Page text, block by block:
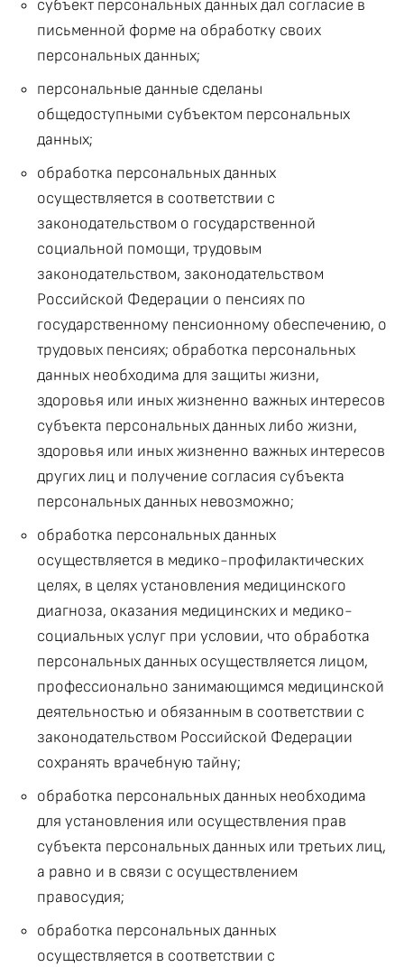
субъект персональных данных дал согласие в
письменной форме на обработку своих
персональных данных;
персональные данные сделаны
общедоступными субъектом персональных
данных;
обработка персональных данных
осуществляется в соответствии с
законодательством о государственной
социальной помощи, трудовым
законодательством, законодательством
Российской Федерации о пенсиях по
государственному пенсионному обеспечению, о
трудовых пенсиях; обработка персональных
данных необходима для защиты жизни,
здоровья или иных жизненно важных интересов
субъекта персональных данных либо жизни,
здоровья или иных жизненно важных интересов
других лиц и получение согласия субъекта
персональных данных невозможно;
обработка персональных данных
осуществляется в медико-профилактических
целях, в целях установления медицинского
диагноза, оказания медицинских и медико-
социальных услуг при условии, что обработка
персональных данных осуществляется лицом,
профессионально занимающимся медицинской
деятельностью и обязанным в соответствии с
законодательством Российской Федерации
сохранять врачебную тайну;
обработка персональных данных необходима
для установления или осуществления прав
субъекта персональных данных или третьих лиц,
а равно и в связи с осуществлением
правосудия;
обработка персональных данных
осуществляется в соответствии с